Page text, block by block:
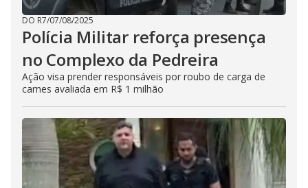
DO R7/07/08/2025
Polícia Militar reforça presença
no Complexo da Pedreira
Ação visa prender responsáveis por roubo de carga de
carnes avaliada em R$ 1 milhão